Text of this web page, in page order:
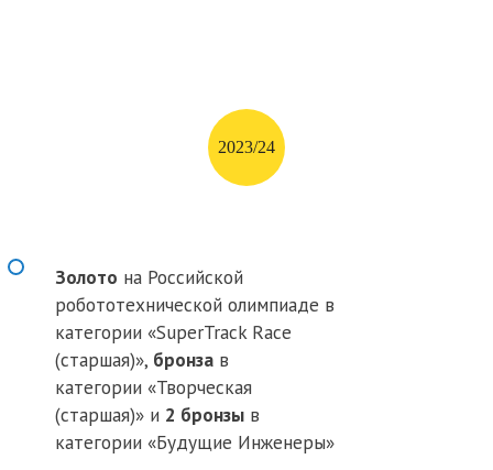
2023/24
Золото на Российской
робототехнической олимпиаде в
категории «SuperTrack Race
(старшая)», бронза в
категории «Творческая
(старшая)» и 2 бронзы в
категории «Будущие Инженеры»